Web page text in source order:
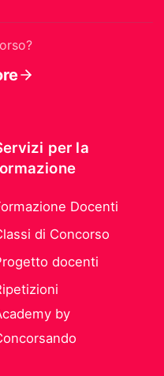
per la
Docenti
di Concorso
docenti
by